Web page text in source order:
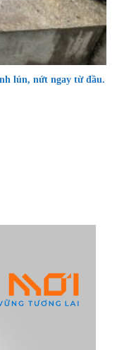
lún, nứt ngay từ đầu.